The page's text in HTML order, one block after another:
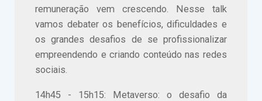
remuneração vem crescendo. Nesse talk
vamos debater os benefícios, dificuldades e
os grandes desafios de se profissionalizar
empreendendo e criando conteúdo nas redes
sociais.
14h45 - 15h15: Metaverso: o desafio da